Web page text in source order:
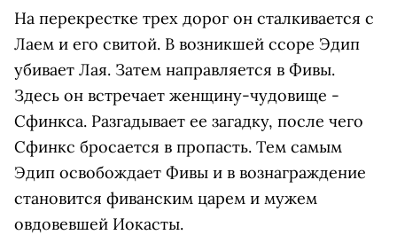
На перекрестке трех дорог он сталкивается с
Лаем и его свитой. В возникшей ссоре Эдип
убивает Лая. Затем направляется в Фивы.
Здесь он встречает женщину-чудовище -
Сфинкса. Разгадывает ее загадку, после чего
Сфинкс бросается в пропасть. Тем самым
Эдип освобождает Фивы и в вознаграждение
становится фиванским царем и мужем
овдовевшей Иокасты.